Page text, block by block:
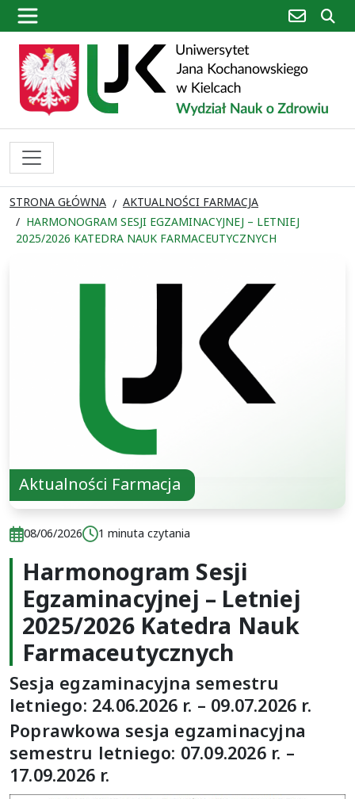
poczta
STRONA GŁÓWNA
AKTUALNOŚCI FARMACJA
HARMONOGRAM SESJI EGZAMINACYJNEJ – LETNIEJ
2025/2026 KATEDRA NAUK FARMACEUTYCZNYCH
Aktualności Farmacja
Data publikacji:
08/06/2026Czas czytania:
1 minuta czytania
Harmonogram Sesji
Egzaminacyjnej – Letniej
2025/2026 Katedra Nauk
Farmaceutycznych
Data publikacji:
08/06/2026 Czas czytania:
1 minuta czytania
Sesja egzaminacyjna semestru
letniego: 24.06.2026 r. – 09.07.2026 r.
Poprawkowa sesja egzaminacyjna
semestru letniego: 07.09.2026 r. –
17.09.2026 r.